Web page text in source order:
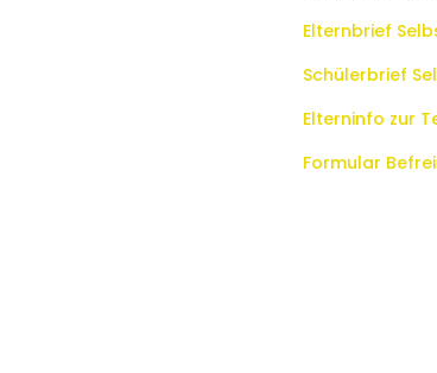
Elternbrief
Schülerbrief
Elterninfo zur
Formular